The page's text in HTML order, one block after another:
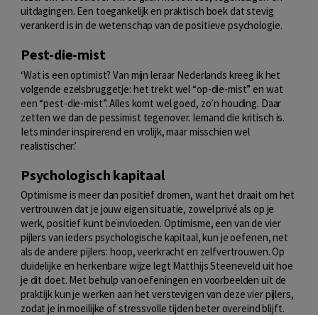
uitdagingen. Een toegankelijk en praktisch boek dat stevig
verankerd is in de wetenschap van de positieve psychologie.
Pest-die-mist
‘Wat is een optimist? Van mijn leraar Nederlands kreeg ik het
volgende ezelsbruggetje: het trekt wel “op-die-mist” en wat
een “pest-die-mist”. Alles komt wel goed, zo’n houding. Daar
zetten we dan de pessimist tegenover. Iemand die kritisch is.
Iets minder inspirerend en vrolijk, maar misschien wel
realistischer.’
Psychologisch kapitaal
Optimisme is meer dan positief dromen, want het draait om het
vertrouwen dat je jouw eigen situatie, zowel privé als op je
werk, positief kunt beïnvloeden. Optimisme, een van de vier
pijlers van ieders psychologische kapitaal, kun je oefenen, net
als de andere pijlers: hoop, veerkracht en zelfvertrouwen. Op
duidelijke en herkenbare wijze legt Matthijs Steeneveld uit hoe
je dit doet. Met behulp van oefeningen en voorbeelden uit de
praktijk kun je werken aan het verstevigen van deze vier pijlers,
zodat je in moeilijke of stressvolle tijden beter overeind blijft.